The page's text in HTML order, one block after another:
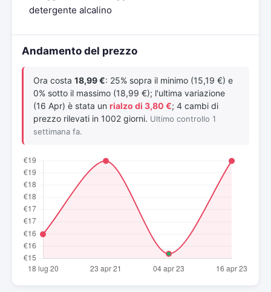
detergente alcalino
Andamento del prezzo
Ora costa 18,99 €: 25% sopra il minimo (15,19 €) e
0% sotto il massimo (18,99 €); l'ultima variazione
(16 Apr) è stata un rialzo di 3,80 €; 4 cambi di
prezzo rilevati in 1002 giorni. Ultimo controllo 1
settimana fa.